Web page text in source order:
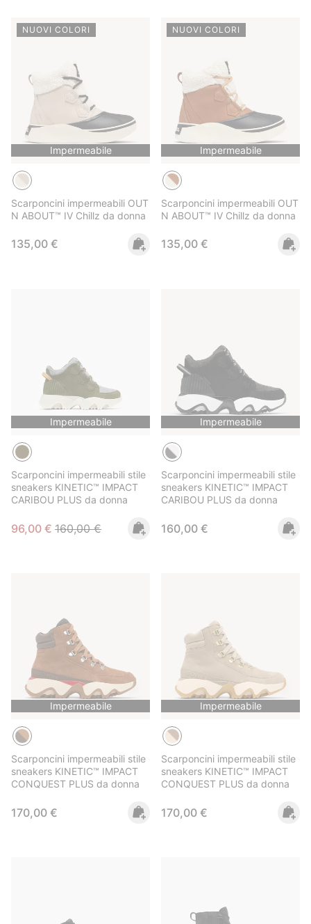
NUOVI COLORI
Impermeabile
Scarponcini impermeabili OUT
N ABOUT™ IV Chillz da donna
Regular price:
135,00 €
NUOVI COLORI
Impermeabile
Scarponcini impermeabili OUT
N ABOUT™ IV Chillz da donna
Regular price:
135,00 €
Impermeabile
Scarponcini impermeabili stile
sneakers KINETIC™ IMPACT
CARIBOU PLUS da donna
Sale price:
96,00 € Regular price:
160,00 €
Impermeabile
Scarponcini impermeabili stile
sneakers KINETIC™ IMPACT
CARIBOU PLUS da donna
Regular price:
160,00 €
Impermeabile
Scarponcini impermeabili stile
sneakers KINETIC™ IMPACT
CONQUEST PLUS da donna
Regular price:
170,00 €
Impermeabile
Scarponcini impermeabili stile
sneakers KINETIC™ IMPACT
CONQUEST PLUS da donna
Regular price:
170,00 €